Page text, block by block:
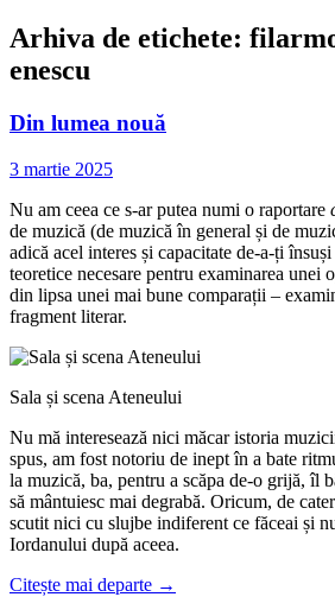
Arhiva de etichete:
enescu
Din lumea nouă
3 martie 2025
Nu am ceea ce s-ar putea numi o raportare
de muzică (de muzică în general și de
adică acel interes și capacitate de-a-ți
teoretice necesare pentru examinarea unei
din lipsa unei mai bune comparații –
fragment literar.
Sala și scena Ateneului
Nu mă interesează nici măcar istoria
spus, am fost notoriu de inept în a bate
la muzică, ba, pentru a scăpa de-o grijă, îl
să mântuiesc mai degrabă. Oricum, de
scutit nici cu slujbe indiferent ce făceai și
Iordanului după aceea.
Citește mai departe →